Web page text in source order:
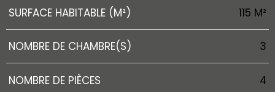
SURFACE HABITABLE (M²) 115 M²
NOMBRE DE CHAMBRE(S) 3
NOMBRE DE PIÈCES 4